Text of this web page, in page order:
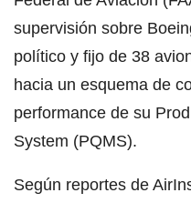
supervisión sobre
político y fijo de 38
hacia un esquema de
performance de su
System (PQMS).
Según reportes de